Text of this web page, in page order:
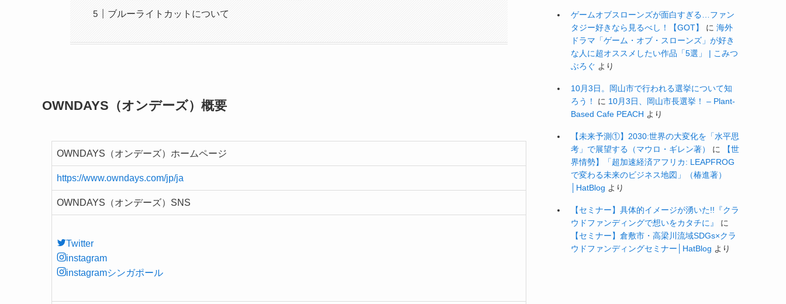
ブルーライトカットについて
OWNDAYS（オンデーズ）概要
OWNDAYS（オンデーズ）ホームページ
https://www.owndays.com/jp/ja
OWNDAYS（オンデーズ）SNS
Twitter
instagram
instagramシンガポール
ゲームオブスローンズが面白すぎる…ファン
タジー好きなら見るべし！【GOT】
に 海外
ドラマ「ゲーム・オブ・スローンズ」が好き
な人に超オススメしたい作品「5選」 | こみつ
ぶろぐ より
10月3日。岡山市で行われる選挙について知
ろう！
に 10月3日、岡山市長選挙！ – Plant-
Based Cafe PEACH より
【未来予測①】2030:世界の大変化を「水平思
考」で展望する（マウロ・ギレン著）
に
【世
界情勢】「超加速経済アフリカ: LEAPFROG
で変わる未来のビジネス地図」（椿進著）
│HatBlog より
【セミナー】具体的イメージが湧いた!!『クラ
ウドファンディングで想いをカタチに』
に
【セミナー】倉敷市・高梁川流域SDGs×クラ
ウドファンディングセミナー│HatBlog より